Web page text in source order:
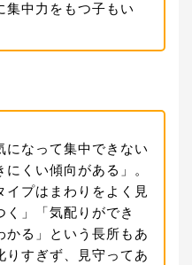
集中力をもつ子もい
になって集中できない
くい傾向がある」。
イプはまわりをよく見
」「気配りができ
かる」という長所もあ
りすぎず、見守ってあ